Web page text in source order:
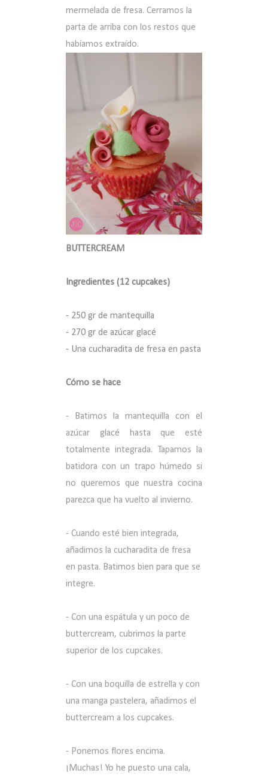
mermelada de fresa. Cerramos la
parta de arriba con los restos que
habíamos extraído.
BUTTERCREAM
Ingredientes (12 cupcakes)
- 250 gr de mantequilla
- 270 gr de azúcar glacé
- Una cucharadita de fresa en pasta
Cómo se hace
-
Batimos la mantequilla con el
azúcar glacé hasta que esté
totalmente integrada. Tapamos la
batidora con un trapo húmedo si
no queremos que nuestra cocina
parezca que ha vuelto al invierno.
- Cuando esté bien integrada,
añadimos la cucharadita de fresa
en pasta. Batimos bien para que se
integre.
- Con una espátula y un poco de
buttercream, cubrimos la parte
superior de los cupcakes.
- Con una boquilla de estrella y con
una manga pastelera, añadimos el
buttercream a los cupcakes.
- Ponemos flores encima.
¡Muchas! Yo he puesto una cala,